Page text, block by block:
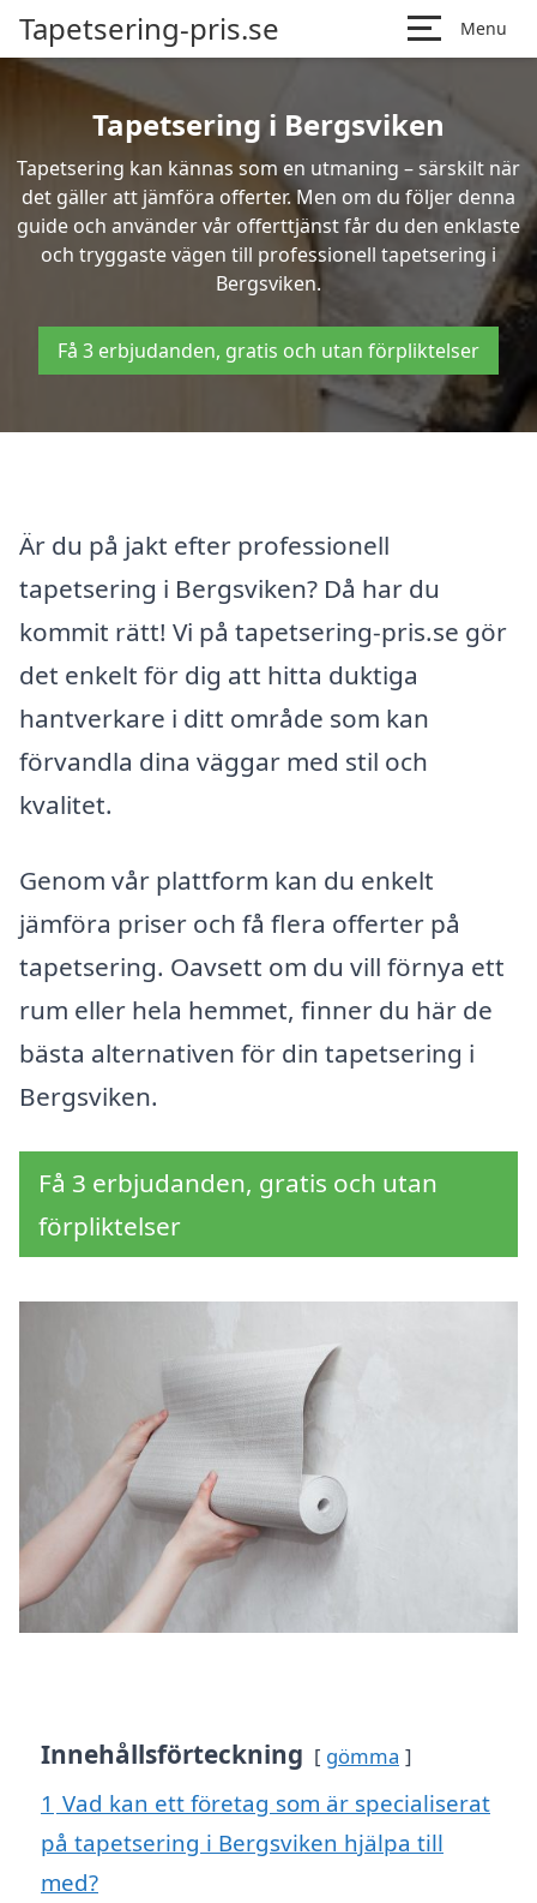
Tapetsering-pris.se Menu
Tapetsering i Bergsviken
Tapetsering kan kännas som en utmaning – särskilt när
det gäller att jämföra offerter. Men om du följer denna
guide och använder vår offerttjänst får du den enklaste
och tryggaste vägen till professionell tapetsering i
Bergsviken.
Få 3 erbjudanden, gratis och utan förpliktelser
Är du på jakt efter professionell
tapetsering i Bergsviken? Då har du
kommit rätt! Vi på tapetsering-pris.se gör
det enkelt för dig att hitta duktiga
hantverkare i ditt område som kan
förvandla dina väggar med stil och
kvalitet.
Genom vår plattform kan du enkelt
jämföra priser och få flera offerter på
tapetsering. Oavsett om du vill förnya ett
rum eller hela hemmet, finner du här de
bästa alternativen för din tapetsering i
Bergsviken.
Få 3 erbjudanden, gratis och utan
förpliktelser
Innehållsförteckning gömma
1 Vad kan ett företag som är specialiserat
på tapetsering i Bergsviken hjälpa till
med?